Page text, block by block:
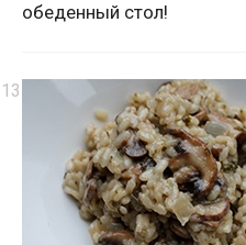
обеденный стол!